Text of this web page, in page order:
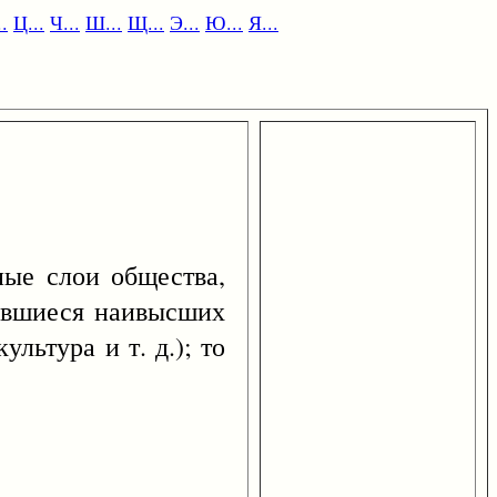
Ц... Ч... Ш... Щ... Э... Ю... Я...
слои общества,
наивысших
и т. д.); то